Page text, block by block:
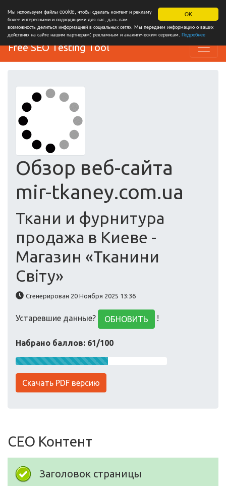
OK
Мы используем файлы cookie, чтобы сделать контент и рекламу
более интересными и подходящими для вас, дать вам
возможность делиться информацией в социальных сетях. Мы передаем информацию о ваших
действиях на сайте нашим партнерам: рекламным и аналитическим сервисам. Подробнее
Free SEO Testing Tool
Обзор веб-сайта
mir-tkaney.com.ua
Ткани и фурнитура
продажа в Киеве -
Магазин «Тканини
Світу»
Сгенерирован 20 Ноября 2025 13:36
Устаревшие данные? ОБНОВИТЬ !
Набрано баллов: 61/100
Скачать PDF версию
СЕО Контент
Заголовок страницы